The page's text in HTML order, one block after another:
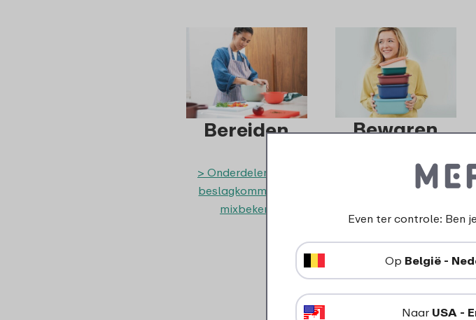
Bereiden
> Onderdelen voor
beslagkommen en
mixbekers
Bewaren
> Onderdelen voor
bewaar- en
keukenaccessoires
Even ter controle: Ben
Op België -
Naar USA -